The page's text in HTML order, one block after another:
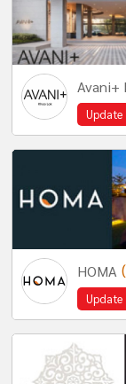
Avani+
Update
HOMA
Update